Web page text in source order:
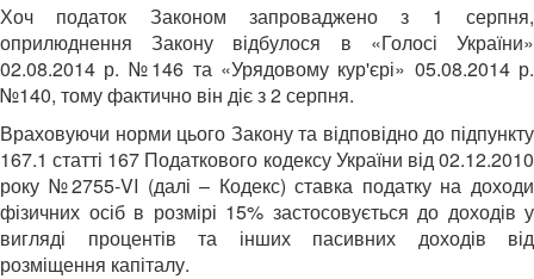
Хоч податок Законом запроваджено з 1 серпня,
оприлюднення Закону відбулося в «Голосі України»
02.08.2014 р. №146 та «Урядовому кур'єрі» 05.08.2014 р.
№140, тому фактично він діє з 2 серпня.
Враховуючи норми цього Закону та відповідно до підпункту
167.1 статті 167 Податкового кодексу України від 02.12.2010
року №2755-VI (далі – Кодекс) ставка податку на доходи
фізичних осіб в розмірі 15% застосовується до доходів у
вигляді процентів та інших пасивних доходів від
розміщення капіталу.